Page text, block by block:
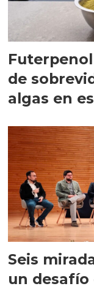
de
algas en
Seis
un desafío